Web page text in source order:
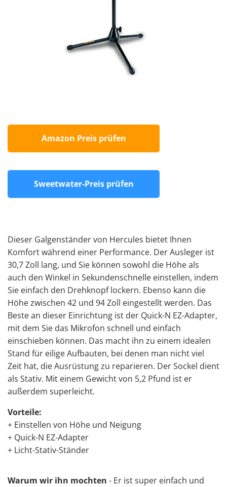
Amazon Preis prüfen
Sweetwater-Preis prüfen
Dieser Galgenständer von Hercules bietet Ihnen
Komfort während einer Performance. Der Ausleger ist
30,7 Zoll lang, und Sie können sowohl die Höhe als
auch den Winkel in Sekundenschnelle einstellen, indem
Sie einfach den Drehknopf lockern. Ebenso kann die
Höhe zwischen 42 und 94 Zoll eingestellt werden. Das
Beste an dieser Einrichtung ist der Quick-N EZ-Adapter,
mit dem Sie das Mikrofon schnell und einfach
einschieben können. Das macht ihn zu einem idealen
Stand für eilige Aufbauten, bei denen man nicht viel
Zeit hat, die Ausrüstung zu reparieren. Der Sockel dient
als Stativ. Mit einem Gewicht von 5,2 Pfund ist er
außerdem superleicht.
Vorteile:
+ Einstellen von Höhe und Neigung
+ Quick-N EZ-Adapter
+ Licht-Stativ-Ständer
Warum wir ihn mochten - Er ist super einfach und